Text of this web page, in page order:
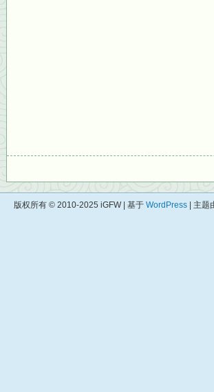
版权所有 © 2010-2025 iGFW | 基于 WordPress | 主题